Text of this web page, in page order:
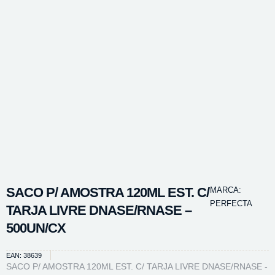
SACO P/ AMOSTRA 120ML EST. C/
TARJA LIVRE DNASE/RNASE –
500UN/CX
MARCA:
PERFECTA
EAN: 38639
SACO P/ AMOSTRA 120ML EST. C/ TARJA LIVRE DNASE/RNASE -